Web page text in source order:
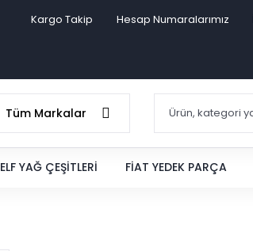
Kargo Takip Hesap Numaralarımız
Tüm Markalar
ELF YAĞ ÇEŞITLERI FIAT YEDEK PARÇA